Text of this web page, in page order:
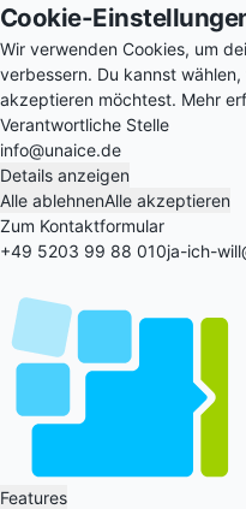
Cookie-
Wir verwenden Cookies, um
verbessern. Du kannst
akzeptieren möchtest. Mehr
Verantwortliche Stelle
info@unaice.de
Details anzeigen
Alle ablehnenAlle akzeptieren
Zum Kontaktformular
+49 5203 99 88 010ja-ich-
Features